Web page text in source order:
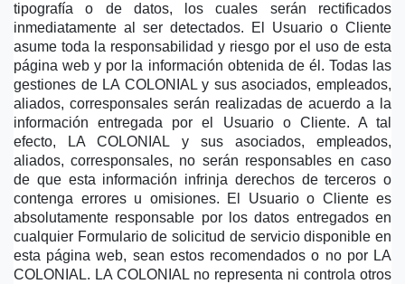
tipografía o de datos, los cuales serán rectificados
inmediatamente al ser detectados. El Usuario o Cliente
asume toda la responsabilidad y riesgo por el uso de esta
página web y por la información obtenida de él. Todas las
gestiones de LA COLONIAL y sus asociados, empleados,
aliados, corresponsales serán realizadas de acuerdo a la
información entregada por el Usuario o Cliente. A tal
efecto, LA COLONIAL y sus asociados, empleados,
aliados, corresponsales, no serán responsables en caso
de que esta información infrinja derechos de terceros o
contenga errores u omisiones. El Usuario o Cliente es
absolutamente responsable por los datos entregados en
cualquier Formulario de solicitud de servicio disponible en
esta página web, sean estos recomendados o no por LA
COLONIAL. LA COLONIAL no representa ni controla otros